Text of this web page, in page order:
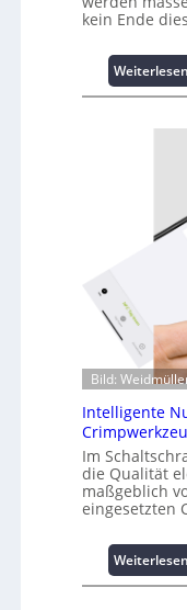
kein Ende
Weiterlesen
Bild:
Intelligente
Im
die Qualität
maßgeblich
eingesetzten
Weiterlesen